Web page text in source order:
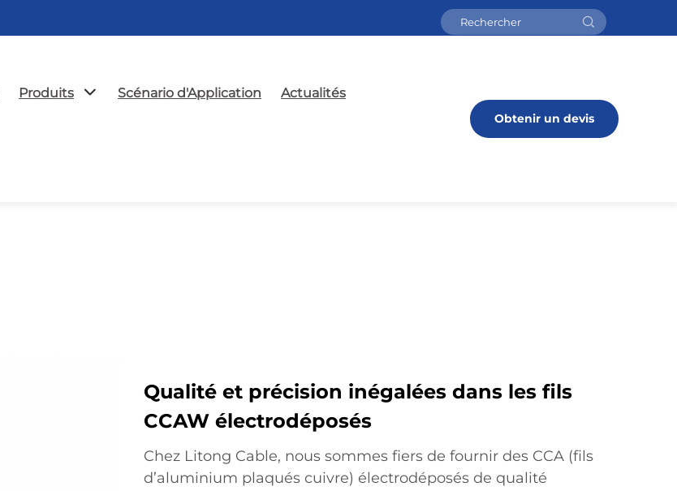
Produits Scénario d'Application Actualités
Obtenir un devis
Qualité et précision inégalées dans les fils
CCAW électrodéposés
Chez Litong Cable, nous sommes fiers de fournir des CCA (fils
d’aluminium plaqués cuivre) électrodéposés de qualité